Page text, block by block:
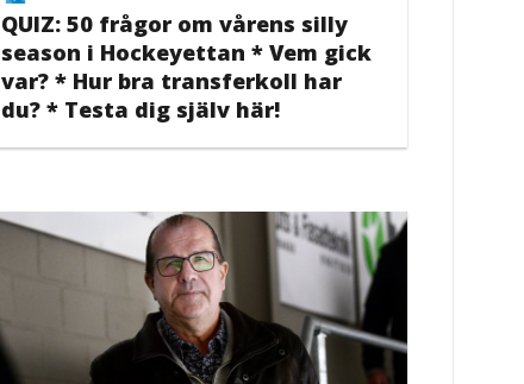
QUIZ: 50 frågor om vårens silly
season i Hockeyettan * Vem gick
var? * Hur bra transferkoll har
du? * Testa dig själv här!